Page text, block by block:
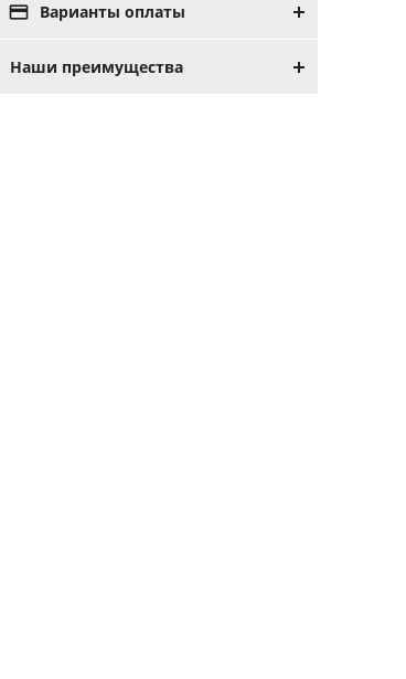
 Варианты оплаты
Наши преимущества